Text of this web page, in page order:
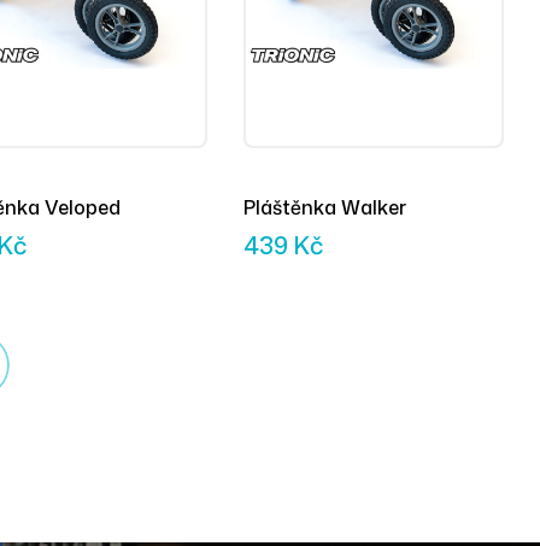
Veloped
Kč
Pláštěnka Walker
439 Kč